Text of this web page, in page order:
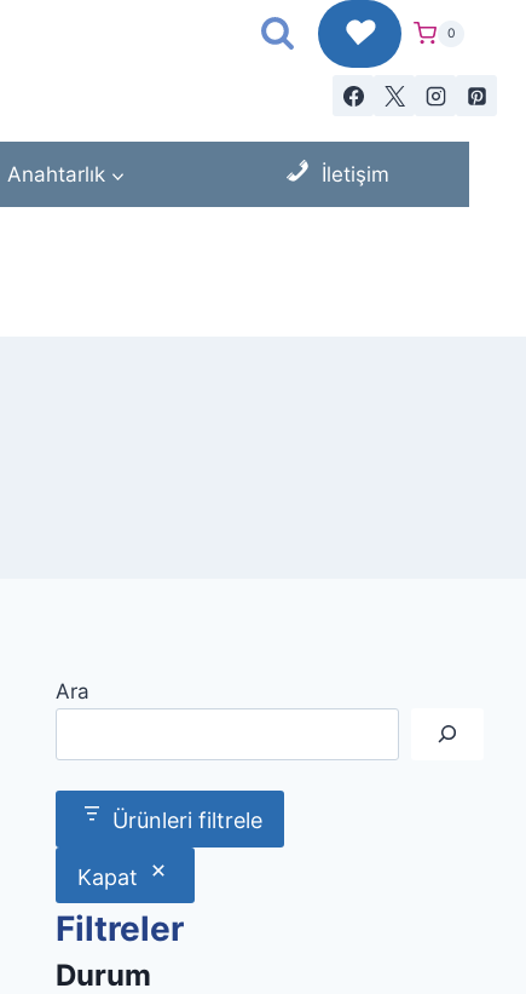
♥ 0
Anahtarlık İletişim
Ara
Ürünleri filtrele
Kapat
Filtreler
Durum